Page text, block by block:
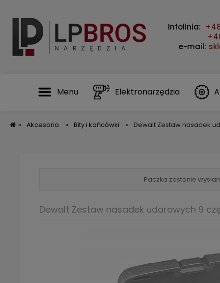
Infolinia:
e-mail:
Menu Elektronarzędzia
» Akcesoria » Bity i końcówki » Dewalt Zestaw nasadek
Paczka zostanie
Dewalt Zestaw nasadek udarowych 9